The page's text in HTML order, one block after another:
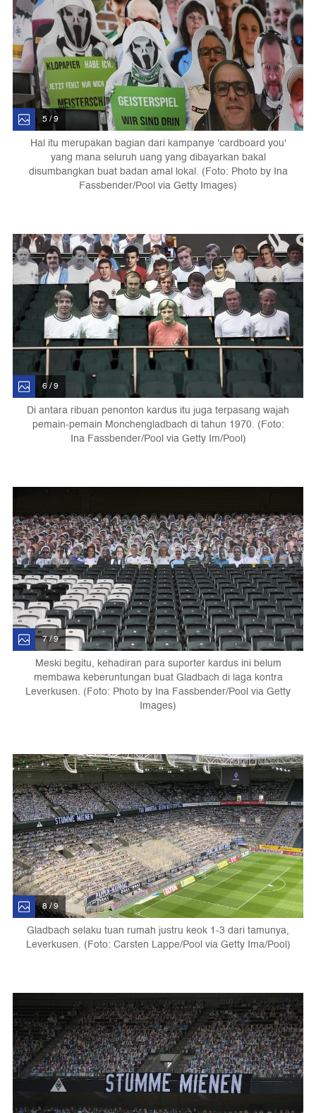
5 / 9
Hal itu merupakan bagian dari kampanye 'cardboard you'
yang mana seluruh uang yang dibayarkan bakal
disumbangkan buat badan amal lokal. (Foto: Photo by Ina
Fassbender/Pool via Getty Images)
6 / 9
Di antara ribuan penonton kardus itu juga terpasang wajah
pemain-pemain Monchengladbach di tahun 1970. (Foto:
Ina Fassbender/Pool via Getty Im/Pool)
7 / 9
Meski begitu, kehadiran para suporter kardus ini belum
membawa keberuntungan buat Gladbach di laga kontra
Leverkusen. (Foto: Photo by Ina Fassbender/Pool via Getty
Images)
8 / 9
Gladbach selaku tuan rumah justru keok 1-3 dari tamunya,
Leverkusen. (Foto: Carsten Lappe/Pool via Getty Ima/Pool)